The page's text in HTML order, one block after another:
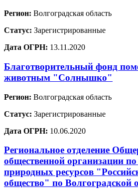
Регион: Волгоградская область
Статус: Зарегистрированные
Дата ОГРН: 13.11.2020
Благотворительный фонд
животным "Солнышко"
Регион: Волгоградская область
Статус: Зарегистрированные
Дата ОГРН: 10.06.2020
Региональное отделение
общественной организации
природных ресурсов
общество" по Волгоградской